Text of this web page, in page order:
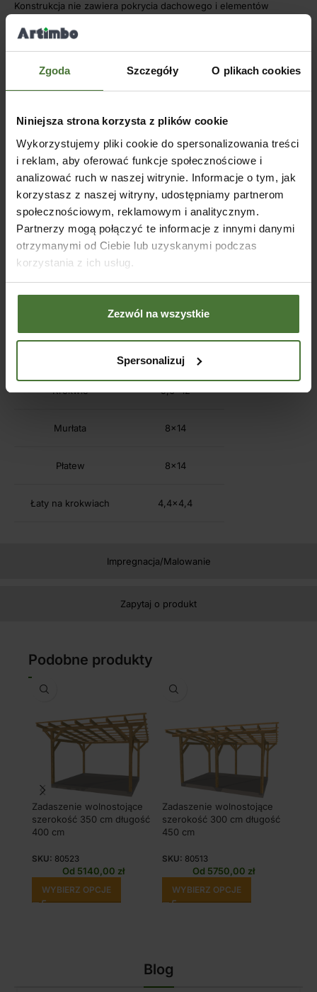
Zgoda Szczegóły O plikach cookies
Niniejsza strona korzysta z plików cookie
Wykorzystujemy pliki cookie do spersonalizowania treści
i reklam, aby oferować funkcje społecznościowe i
analizować ruch w naszej witrynie. Informacje o tym, jak
korzystasz z naszej witryny, udostępniamy partnerom
społecznościowym, reklamowym i analitycznym.
Partnerzy mogą połączyć te informacje z innymi danymi
otrzymanymi od Ciebie lub uzyskanymi podczas
korzystania z ich usług.
Zezwól na wszystkie
Spersonalizuj
Impregnacja/Malowanie
Zapytaj o produkt
Konstrukcja nie zawiera pokrycia dachowego i elementów
Podstawowa wersja zawiera łaty dachowe na krokwiach o
rozstawie 60-70 cm.
Ilość słupów przy długości zadaszenia:
450 – 650 cm – 6 szt.
Wysokość do dolnej krawędzi niższej murłaty 215 cm.
Rozmiar dachu poza obrys słupów:
na długości + 50 cm z każdej strony,
na szerokości występ dachu po 40 cm z każdej strony,
Spadek dachu 8 °
Impregnacja ciśnieniowa w bezchromowym impregnacie Tanalith
do wyboru – w cenie.
Słupy w wersji
Krokwie 5,6×12
Murłata 8×14
Płatew 8×14
Łaty na krokwiach 4,4×4,4
Podobne produkty
Zadaszenie wolnostojące
szerokość 350 cm długość
400 cm
SKU: 80523
Od 5140,00 zł
WYBIERZ OPCJE
Zadaszenie wolnostojące
szerokość 300 cm długość
450 cm
SKU: 80513
Od 5750,00 zł
WYBIERZ OPCJE
Blog